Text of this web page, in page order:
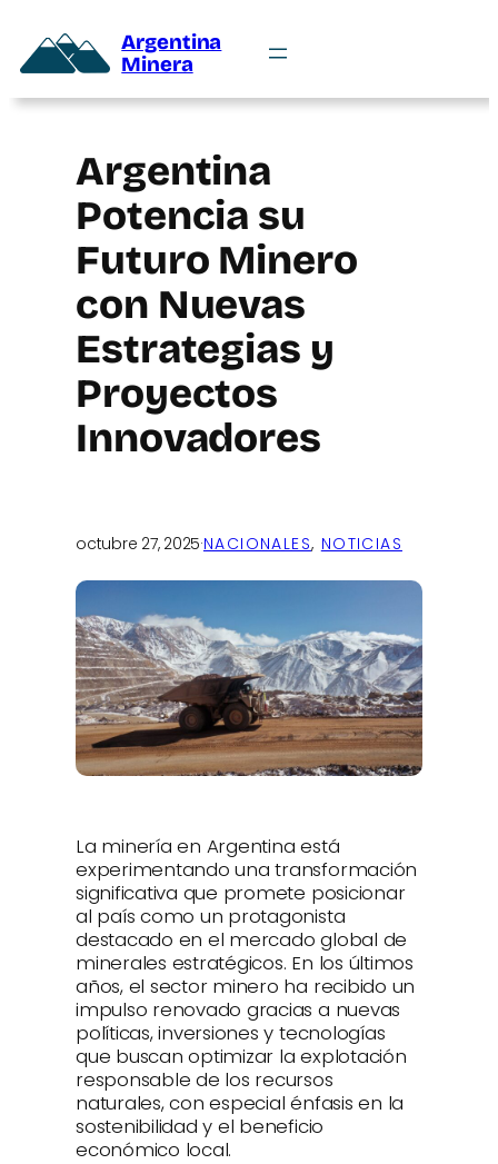
Argentina
Minera
Argentina
Potencia su
Futuro Minero
con Nuevas
Estrategias y
Proyectos
Innovadores
octubre 27, 2025·NACIONALES, NOTICIAS
La minería en Argentina está
experimentando una transformación
significativa que promete posicionar
al país como un protagonista
destacado en el mercado global de
minerales estratégicos. En los últimos
años, el sector minero ha recibido un
impulso renovado gracias a nuevas
políticas, inversiones y tecnologías
que buscan optimizar la explotación
responsable de los recursos
naturales, con especial énfasis en la
sostenibilidad y el beneficio
económico local.